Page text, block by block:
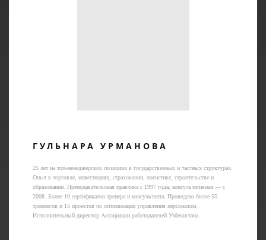
ГУЛЬНАРА УРМАНОВА
25 лет на топ-менеджерских позициях в государственных и частных структурах.
Опыт в торговле, инвестициях, страховании, логистике, строительстве и
образовании. Преподавательская практика с 1997 года, консультативная — с
2008. Более 10 сертификатов тренера и консультанта. Проведено более 55
тренингов и 15 проектов по оптимизации управления персоналом.
Исполнительный директор Ассоциации работодателей Узбекистана.